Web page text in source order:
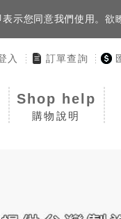
示您同意我們使用。欲
入 訂單查詢
Shop help
購物說明